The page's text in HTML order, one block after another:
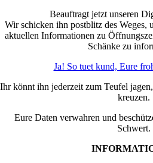
Beauftragt jetzt unseren
Wir schicken ihn postblitz des Weges,
aktuellen Informationen zu
Schänke zu
Ja! So tuet kund, Eure
Ihr könnt ihn jederzeit zum Teufel
kreuzen.
Eure Daten verwahren und
Schwert.